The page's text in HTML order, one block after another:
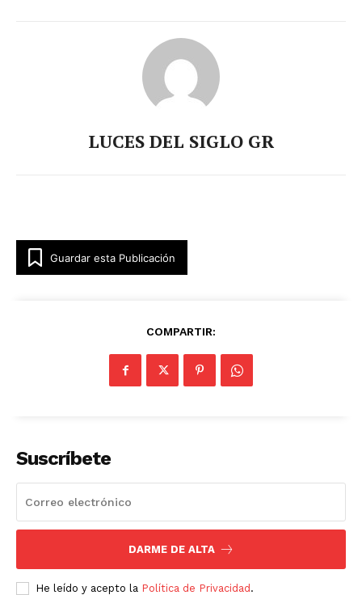
LUCES DEL SIGLO GR
Guardar esta Publicación
COMPARTIR:
Suscríbete
DARME DE ALTA
He leído y acepto la Política de Privacidad .